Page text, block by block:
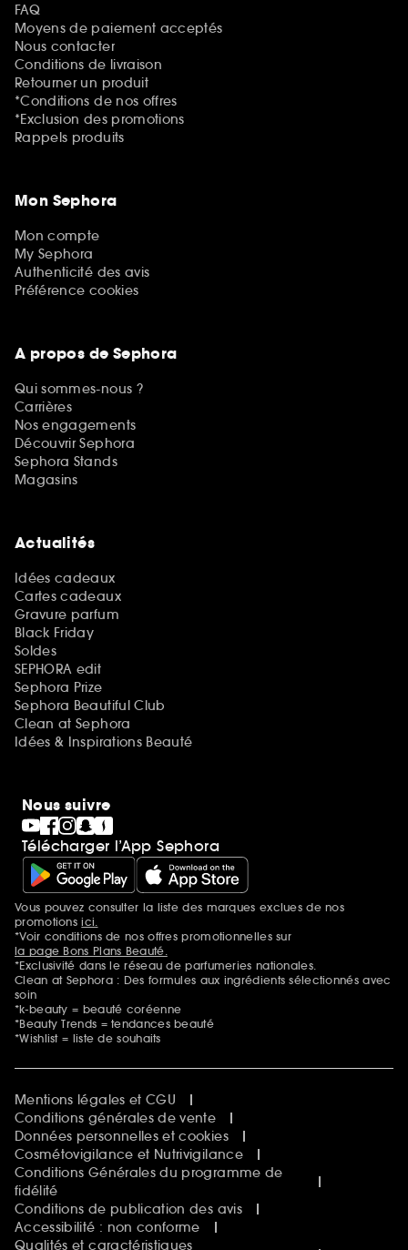
FAQ
Moyens de paiement acceptés
Nous contacter
Conditions de livraison
Retourner un produit
*Conditions de nos offres
*Exclusion des promotions
Rappels produits
Mon Sephora
Mon compte
My Sephora
Authenticité des avis
Préférence cookies
A propos de Sephora
Qui sommes-nous ?
Carrières
Nos engagements
Découvrir Sephora
Sephora Stands
Magasins
Actualités
Idées cadeaux
Cartes cadeaux
Gravure parfum
Black Friday
Soldes
SEPHORA edit
Sephora Prize
Sephora Beautiful Club
Clean at Sephora
Idées & Inspirations Beauté
Nous suivre
Télécharger l’App Sephora
Mentions additionnelles
Vous pouvez consulter la liste des marques exclues de nos
promotionsici.
*Voir conditions de nos offres promotionnelles sur
la page Bons Plans Beauté.
*Exclusivité dans le réseau de parfumeries nationales.
Clean at Sephora : Des formules aux ingrédients sélectionnés avec
soin
*k-beauty = beauté coréenne
*Beauty Trends = tendances beauté
*Wishlist = liste de souhaits
Mentions légales et CGU
Conditions générales de vente
Données personnelles et cookies
Cosmétovigilance et Nutrivigilance
Conditions Générales du programme de
fidélité
Conditions de publication des avis
Accessibilité : non conforme
Qualités et caractéristiques